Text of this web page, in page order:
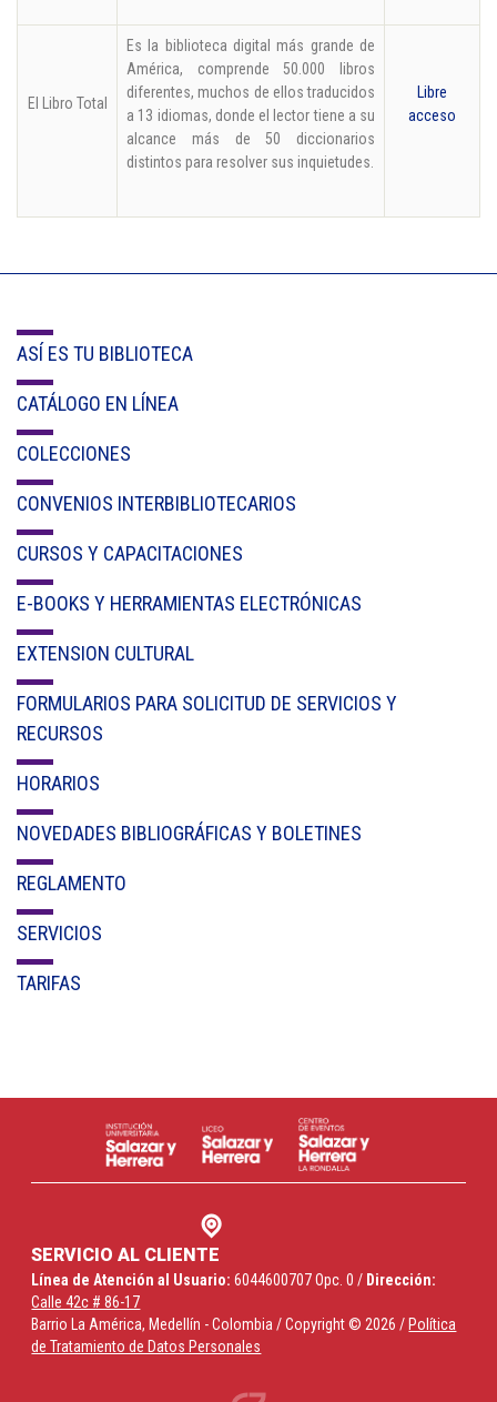
El Libro Total
Es la biblioteca digital más grande de
América, comprende 50.000 libros
diferentes, muchos de ellos traducidos
a 13 idiomas, donde el lector tiene a su
alcance más de 50 diccionarios
distintos para resolver sus inquietudes.
Libre
acceso
ASÍ ES TU BIBLIOTECA
CATÁLOGO EN LÍNEA
COLECCIONES
CONVENIOS INTERBIBLIOTECARIOS
CURSOS Y CAPACITACIONES
E-BOOKS Y HERRAMIENTAS ELECTRÓNICAS
EXTENSION CULTURAL
FORMULARIOS PARA SOLICITUD DE SERVICIOS Y
RECURSOS
HORARIOS
NOVEDADES BIBLIOGRÁFICAS Y BOLETINES
REGLAMENTO
SERVICIOS
TARIFAS
SERVICIO AL CLIENTE
Línea de Atención al Usuario: 6044600707 Opc. 0 / Dirección:
Calle 42c # 86-17
Barrio La América, Medellín - Colombia / Copyright © 2026 / Política
de Tratamiento de Datos Personales